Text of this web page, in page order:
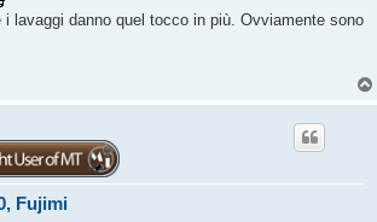
i lavaggi danno quel tocco in più. Ovviamente sono
Fujimi